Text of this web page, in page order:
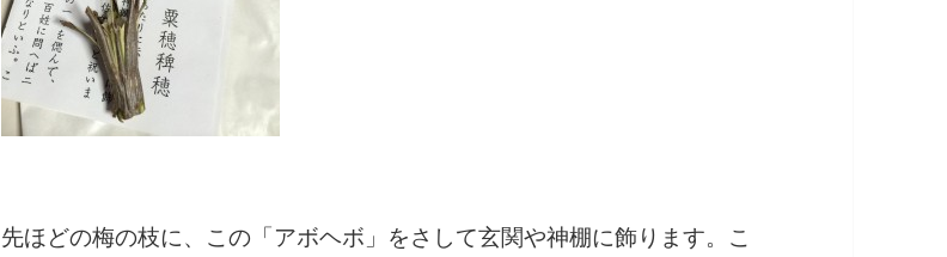
先ほどの梅の枝に、この「アボヘボ」をさして玄関や神棚に飾ります。こ